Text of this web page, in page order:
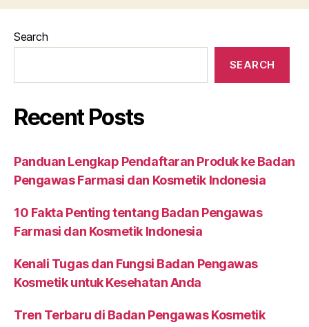
Search
SEARCH
Recent Posts
Panduan Lengkap Pendaftaran Produk ke Badan
Pengawas Farmasi dan Kosmetik Indonesia
10 Fakta Penting tentang Badan Pengawas
Farmasi dan Kosmetik Indonesia
Kenali Tugas dan Fungsi Badan Pengawas
Kosmetik untuk Kesehatan Anda
Tren Terbaru di Badan Pengawas Kosmetik